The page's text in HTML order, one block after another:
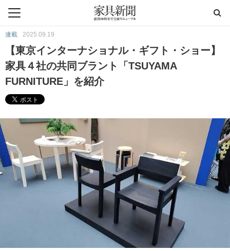
連載 2025.09.19
【東京インターナショナル・ギフト・ショー】
家具４社の共同ブラント「TSUYAMA
FURNITURE」を紹介